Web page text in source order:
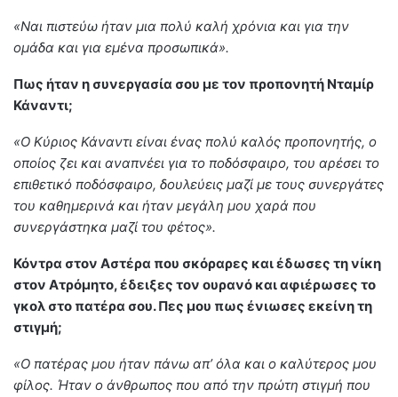
«Ναι πιστεύω ήταν μια πολύ καλή χρόνια και για την
ομάδα και για εμένα προσωπικά».
Πως ήταν η συνεργασία σου με τον προπονητή Νταμίρ
Κάναντι;
«Ο Κύριος Κάναντι είναι ένας πολύ καλός προπονητής, ο
οποίος ζει και αναπνέει για το ποδόσφαιρο, του αρέσει το
επιθετικό ποδόσφαιρο, δουλεύεις μαζί με τους συνεργάτες
του καθημερινά και ήταν μεγάλη μου χαρά που
συνεργάστηκα μαζί του φέτος».
Κόντρα στον Αστέρα που σκόραρες και έδωσες τη νίκη
στον Ατρόμητο, έδειξες τον ουρανό και αφιέρωσες το
γκολ στο πατέρα σου. Πες μου πως ένιωσες εκείνη τη
στιγμή;
«Ο πατέρας μου ήταν πάνω απ’ όλα και ο καλύτερος μου
φίλος. Ήταν ο άνθρωπος που από την πρώτη στιγμή που